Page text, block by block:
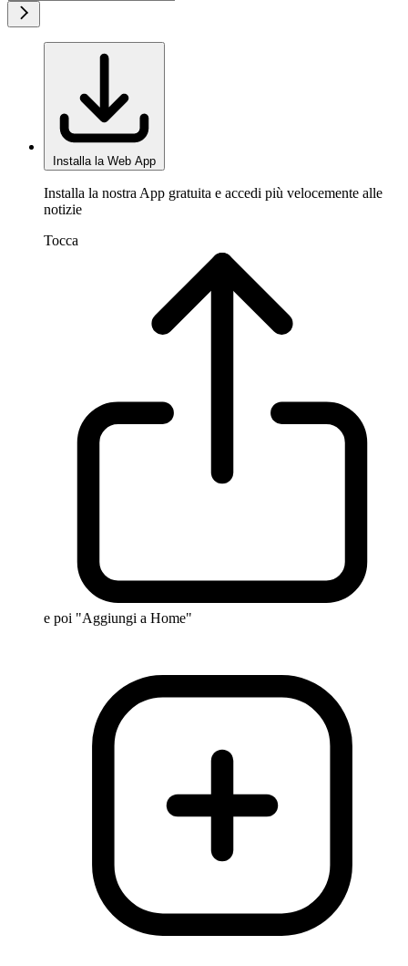
Installa la Web App
Installa la nostra App gratuita e accedi più velocemente alle
notizie
Tocca
e poi "Aggiungi a Home"